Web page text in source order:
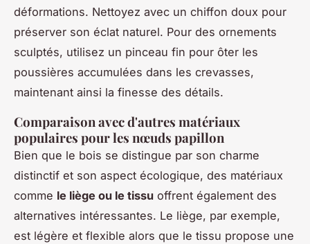
déformations. Nettoyez avec un chiffon doux pour
préserver son éclat naturel. Pour des ornements
sculptés, utilisez un pinceau fin pour ôter les
poussières accumulées dans les crevasses,
maintenant ainsi la finesse des détails.
Comparaison avec d'autres matériaux
populaires pour les nœuds papillon
Bien que le bois se distingue par son charme
distinctif et son aspect écologique, des matériaux
comme le liège ou le tissu offrent également des
alternatives intéressantes. Le liège, par exemple,
est légère et flexible alors que le tissu propose une